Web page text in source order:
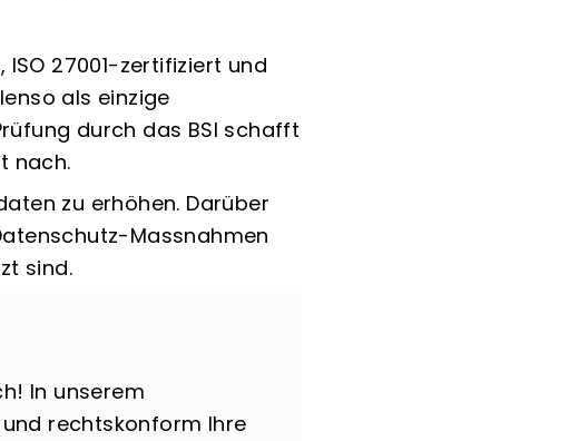
27001-zertifiziert und
als einzige
durch das BSI schafft
nach.
zu erhöhen. Darüber
Massnahmen
sind.
In unserem
rechtskonform Ihre